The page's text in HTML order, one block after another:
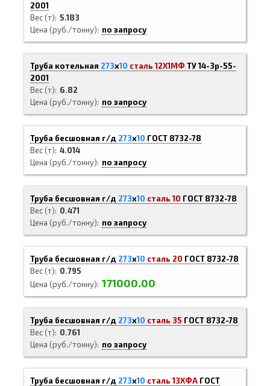
2001
Вес (т) 5.183
Цена (руб./тонну)
по запросу
Труба котельная 273х10 сталь 12Х1МФ ТУ 14-3р-55-
2001
Вес (т)
6.82
Цена (руб./тонну)
по запросу
Труба бесшовная г/д 273х10 ГОСТ 8732-78
Вес (т) 4.014
Цена (руб./тонну)
по запросу
Труба бесшовная г/д 273х10 сталь 10 ГОСТ 8732-78
Вес (т)
0.471
Цена (руб./тонну)
по запросу
Труба бесшовная г/д 273х10 сталь 20 ГОСТ 8732-78
Вес (т)
0.795
Цена (руб./тонну) 171000.00
Труба бесшовная г/д 273х10 сталь 35 ГОСТ 8732-78
Вес (т)
0.761
Цена (руб./тонну)
по запросу
Труба бесшовная г/д 273х10 сталь 13ХФА ГОСТ